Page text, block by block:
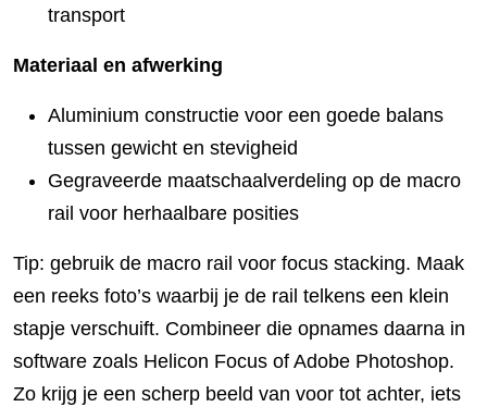
transport
Materiaal en afwerking
Aluminium constructie voor een goede balans
tussen gewicht en stevigheid
Gegraveerde maatschaalverdeling op de macro
rail voor herhaalbare posities
Tip: gebruik de macro rail voor focus stacking. Maak
een reeks foto’s waarbij je de rail telkens een klein
stapje verschuift. Combineer die opnames daarna in
software zoals Helicon Focus of Adobe Photoshop.
Zo krijg je een scherp beeld van voor tot achter, iets